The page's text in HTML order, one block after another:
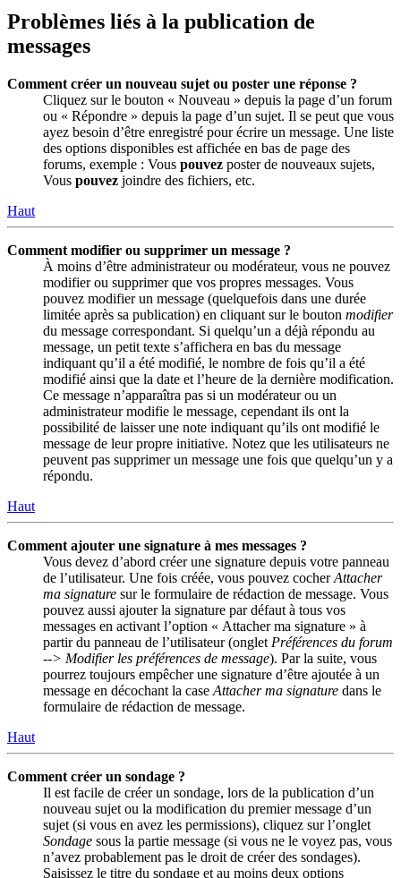
Problèmes liés à la publication de
messages
Comment créer un nouveau sujet ou poster une réponse ?
Cliquez sur le bouton « Nouveau » depuis la page d’un forum
ou « Répondre » depuis la page d’un sujet. Il se peut que vous
ayez besoin d’être enregistré pour écrire un message. Une liste
des options disponibles est affichée en bas de page des
forums, exemple : Vous pouvez poster de nouveaux sujets,
Vous pouvez joindre des fichiers, etc.
Haut
Comment modifier ou supprimer un message ?
À moins d’être administrateur ou modérateur, vous ne pouvez
modifier ou supprimer que vos propres messages. Vous
pouvez modifier un message (quelquefois dans une durée
limitée après sa publication) en cliquant sur le bouton modifier
du message correspondant. Si quelqu’un a déjà répondu au
message, un petit texte s’affichera en bas du message
indiquant qu’il a été modifié, le nombre de fois qu’il a été
modifié ainsi que la date et l’heure de la dernière modification.
Ce message n’apparaîtra pas si un modérateur ou un
administrateur modifie le message, cependant ils ont la
possibilité de laisser une note indiquant qu’ils ont modifié le
message de leur propre initiative. Notez que les utilisateurs ne
peuvent pas supprimer un message une fois que quelqu’un y a
répondu.
Haut
Comment ajouter une signature à mes messages ?
Vous devez d’abord créer une signature depuis votre panneau
de l’utilisateur. Une fois créée, vous pouvez cocherAttacher
ma signature sur le formulaire de rédaction de message. Vous
pouvez aussi ajouter la signature par défaut à tous vos
messages en activant l’option « Attacher ma signature » à
partir du panneau de l’utilisateur (onglet Préférences du forum
--> Modifier les préférences de message). Par la suite, vous
pourrez toujours empêcher une signature d’être ajoutée à un
message en décochant la case Attacher ma signature dans le
formulaire de rédaction de message.
Haut
Comment créer un sondage ?
Il est facile de créer un sondage, lors de la publication d’un
nouveau sujet ou la modification du premier message d’un
sujet (si vous en avez les permissions), cliquez sur l’onglet
Sondage sous la partie message (si vous ne le voyez pas, vous
n’avez probablement pas le droit de créer des sondages).
Saisissez le titre du sondage et au moins deux options